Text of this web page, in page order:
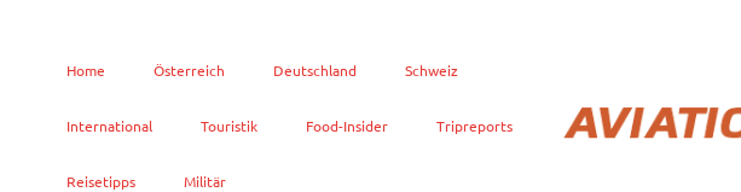
Home Österreich Deutschland Schweiz
International Touristik Food-Insider Tripreports
Reisetipps Militär